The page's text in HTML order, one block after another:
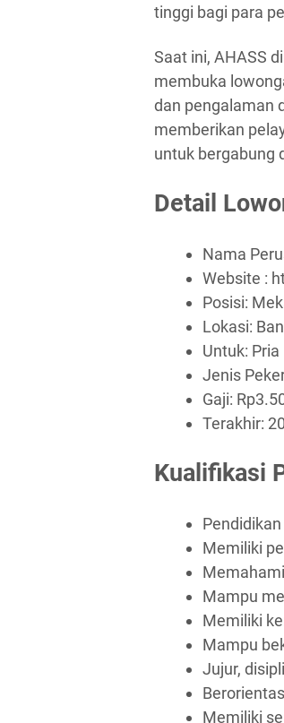
tinggi bagi para
Saat ini, AHASS
membuka
dan pengalaman
memberikan
untuk bergabung
Detail
Nama
Website :
Posisi:
Lokasi:
Untuk: Pria
Jenis
Gaji: Rp
Terakhir:
Kualifikasi
Memiliki
Mampu
Memiliki
Mampu
Jujur,
Memiliki